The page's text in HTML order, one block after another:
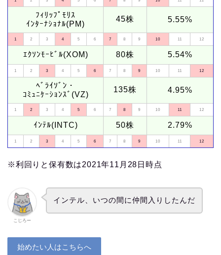
ﾌｨﾘｯﾌﾟﾓﾘｽ
ｲﾝﾀｰﾅｼｮﾅﾙ(PM)
45株 5.55%
1 2 3 4 5 6 7 8 9 10 11 12
ｴｸｿﾝﾓｰﾋﾞﾙ(XOM) 80株 5.54%
1 2 3 4 5 6 7 8 9 10 11 12
ﾍﾞﾗｲｿﾞﾝ・
ｺﾐｭﾆｹｰｼｮﾝｽﾞ(VZ)
135株 4.95%
1 2 3 4 5 6 7 8 9 10 11 12
ｲﾝﾃﾙ(INTC) 50株 2.79%
1 2 3 4 5 6 7 8 9 10 11 12
※利回りと保有数は2021年11月28日時点
こじろー
インテル、いつの間に仲間入りしたんだ
始めたい人はこちらへ